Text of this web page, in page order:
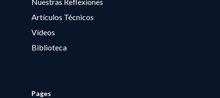
Artículos Técnicos
Vídeos
Biblioteca
Pages